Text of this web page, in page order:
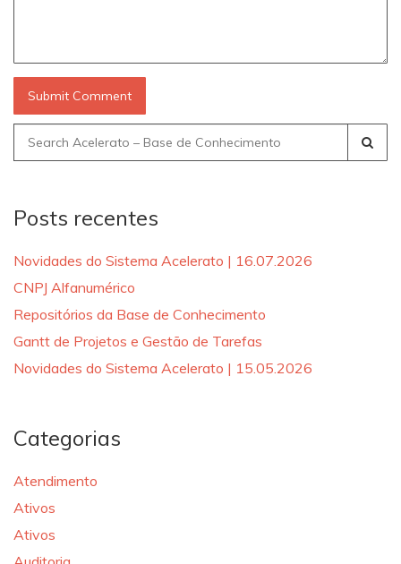
Search
for:
Posts recentes
Novidades do Sistema Acelerato | 16.07.2026
CNPJ Alfanumérico
Repositórios da Base de Conhecimento
Gantt de Projetos e Gestão de Tarefas
Novidades do Sistema Acelerato | 15.05.2026
Categorias
Atendimento
Ativos
Ativos